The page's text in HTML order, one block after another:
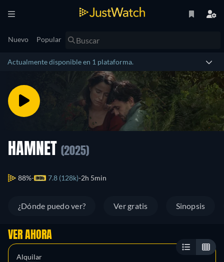
Nuevo Popular
Actualmente disponible en 1 plataforma.
HAMNET (2025)
88% 7.8 (128k) 2h 5min
¿Dónde puedo ver? Ver gratis Sinopsis
VER AHORA
Alquilar